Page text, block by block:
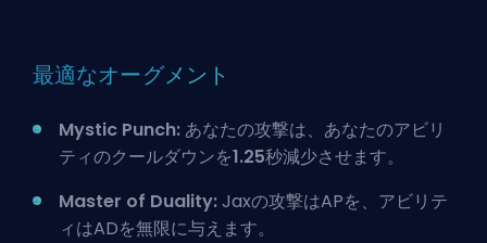
最適なオーグメント
Mystic Punch: あなたの攻撃は、あなたのアビリ
ティのクールダウンを1.25秒減少させます。
Master of Duality:Jaxの攻撃はAPを、アビリテ
ィはADを無限に与えます。